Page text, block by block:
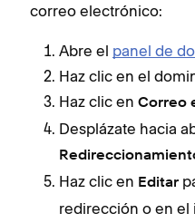
correo electrónico:
Abre el panel de
Haz clic en el
Haz clic en Correo
Desplázate hacia
Haz clic en Editar
redirección o en el